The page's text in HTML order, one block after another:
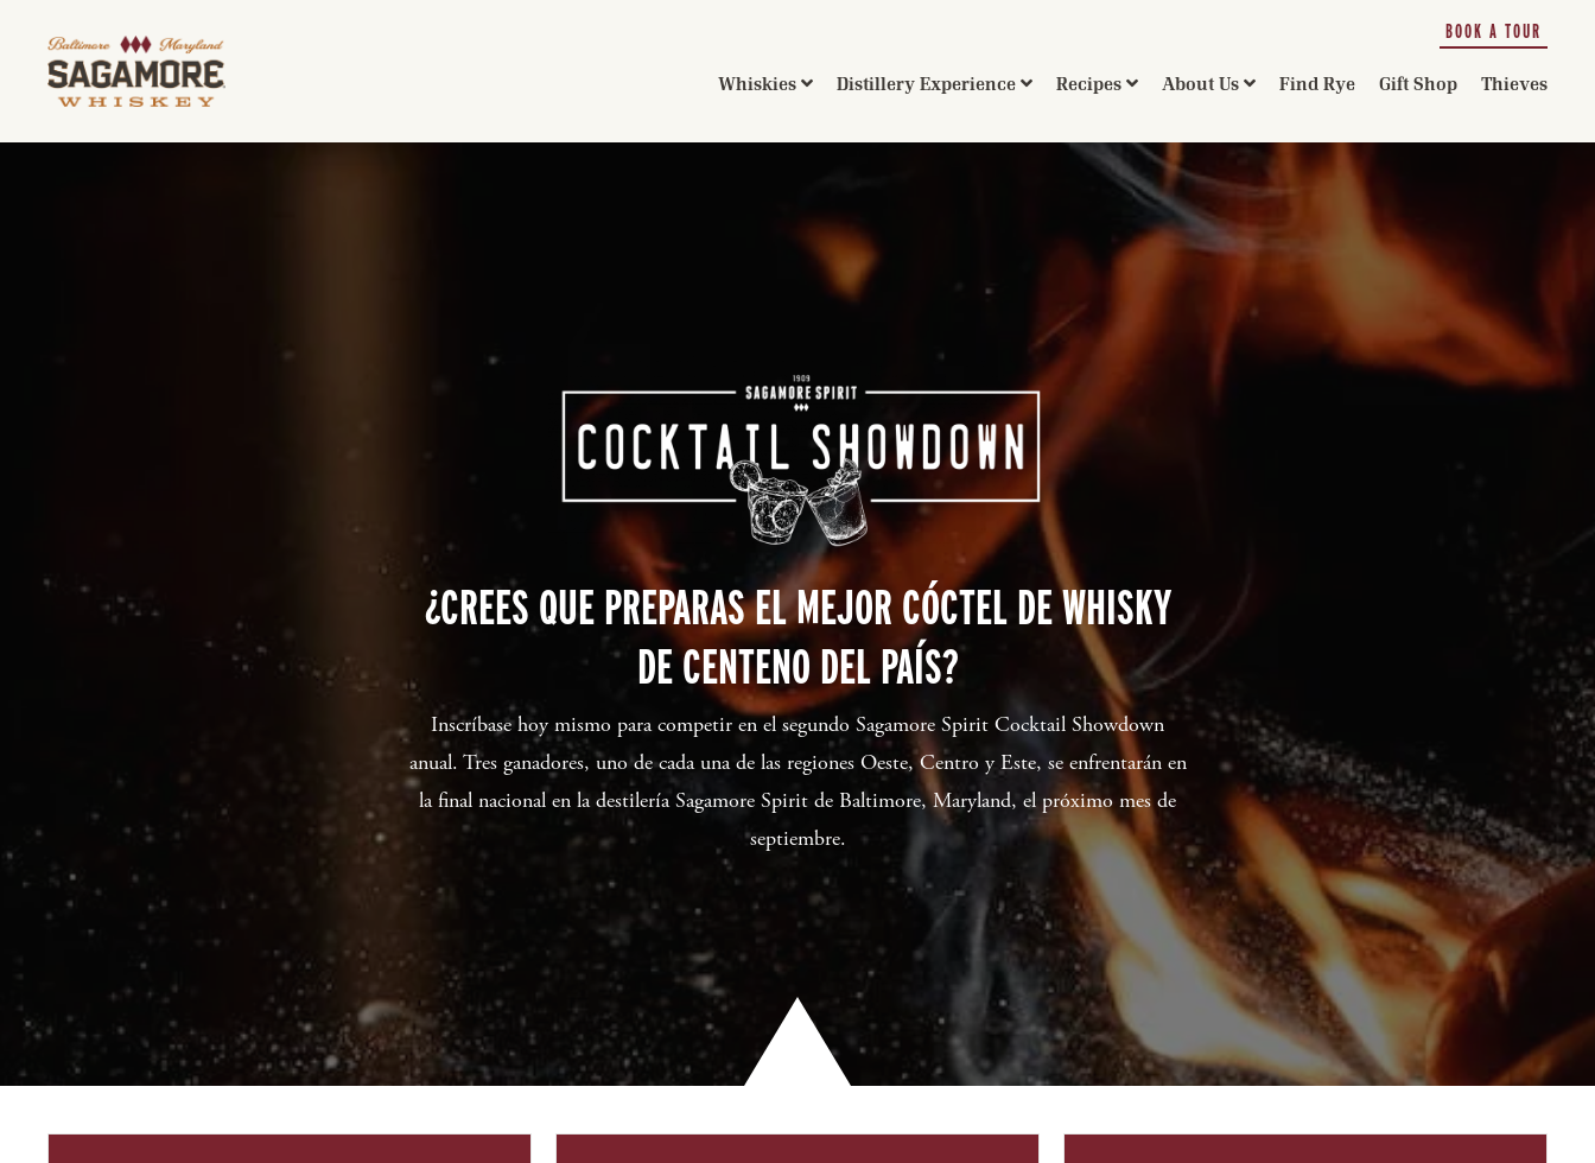
BOOK A TOUR
Whiskies Distillery Experience Recipes About Us Find Rye Gift Shop Thieves
¿CREES QUE PREPARAS EL MEJOR CÓCTEL DE WHISKY
DE CENTENO DEL PAÍS?
Inscríbase hoy mismo para competir en el segundo Sagamore Spirit Cocktail Showdown
anual. Tres ganadores, uno de cada una de las regiones Oeste, Centro y Este, se enfrentarán en
la final nacional en la destilería Sagamore Spirit de Baltimore, Maryland, el próximo mes de
septiembre.